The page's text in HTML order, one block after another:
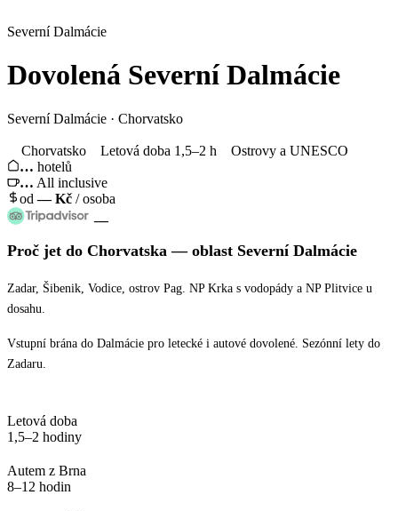
Severní Dalmácie
Dovolená Severní Dalmácie
Severní Dalmácie · Chorvatsko
Chorvatsko Letová doba 1,5–2 h
Ostrovy a UNESCO
… hotelů
… All inclusive
od—Kč / osoba
—
Proč jet do Chorvatska — oblast Severní Dalmácie
Zadar, Šibenik, Vodice, ostrov Pag. NP Krka s vodopády a NP Plitvice u
dosahu.
Vstupní brána do Dalmácie pro letecké i autové dovolené. Sezónní lety do
Zadaru.
Letová doba
1,5–2 hodiny
Autem z Brna
8–12 hodin